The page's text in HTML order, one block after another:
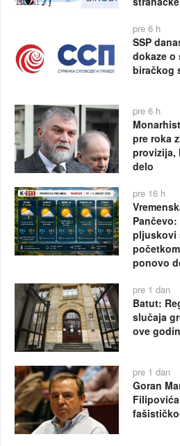
pre 6 h
SSP
dokaze o
biračkog
pre 6 h
pre roka
provizija,
delo
pre 16 h
pljuskovi
ponovo
pre 1 dan
Batut:
slučaja
ove
pre 1 dan
Goran